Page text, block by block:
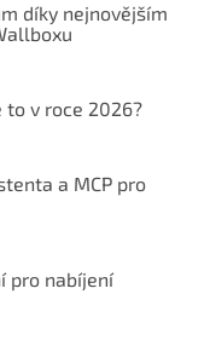
díky nejnovějším
to v roce 2026?
a MCP pro
pro nabíjení